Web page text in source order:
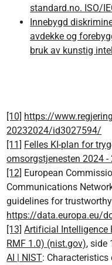
standard.no. ISO/
Innebygd
avdekke og
bruk av kunstig
[10] https://
20232024/id3027594/
[11] Felles KI-plan for
omsorgstjenesten 2024 -
[12] European
Communications
guidelines for
https://data.europa.eu/
[13] Artificial Intelligence
RMF 1.0) (nist.gov), side
AI | NIST: